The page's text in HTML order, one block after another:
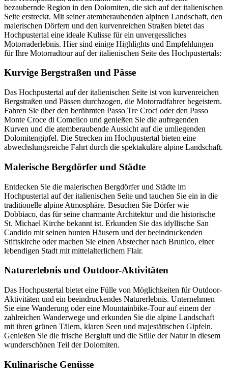
bezaubernde Region in den Dolomiten, die sich auf der italienischen
Seite erstreckt. Mit seiner atemberaubenden alpinen Landschaft, den
malerischen Dörfern und den kurvenreichen Straßen bietet das
Hochpustertal eine ideale Kulisse für ein unvergessliches
Motorraderlebnis. Hier sind einige Highlights und Empfehlungen
für Ihre Motorradtour auf der italienischen Seite des Hochpustertals:
Kurvige Bergstraßen und Pässe
Das Hochpustertal auf der italienischen Seite ist von kurvenreichen
Bergstraßen und Pässen durchzogen, die Motorradfahrer begeistern.
Fahren Sie über den berühmten Passo Tre Croci oder den Passo
Monte Croce di Comelico und genießen Sie die aufregenden
Kurven und die atemberaubende Aussicht auf die umliegenden
Dolomitengipfel. Die Strecken im Hochpustertal bieten eine
abwechslungsreiche Fahrt durch die spektakuläre alpine Landschaft.
Malerische Bergdörfer und Städte
Entdecken Sie die malerischen Bergdörfer und Städte im
Hochpustertal auf der italienischen Seite und tauchen Sie ein in die
traditionelle alpine Atmosphäre. Besuchen Sie Dörfer wie
Dobbiaco, das für seine charmante Architektur und die historische
St. Michael Kirche bekannt ist. Erkunden Sie das idyllische San
Candido mit seinen bunten Häusern und der beeindruckenden
Stiftskirche oder machen Sie einen Abstecher nach Brunico, einer
lebendigen Stadt mit mittelalterlichem Flair.
Naturerlebnis und Outdoor-Aktivitäten
Das Hochpustertal bietet eine Fülle von Möglichkeiten für Outdoor-
Aktivitäten und ein beeindruckendes Naturerlebnis. Unternehmen
Sie eine Wanderung oder eine Mountainbike-Tour auf einem der
zahlreichen Wanderwege und erkunden Sie die alpine Landschaft
mit ihren grünen Tälern, klaren Seen und majestätischen Gipfeln.
Genießen Sie die frische Bergluft und die Stille der Natur in diesem
wunderschönen Teil der Dolomiten.
Kulinarische Genüsse